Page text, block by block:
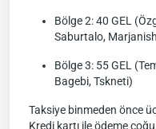
Bölge 2: 40 GEL
Saburtalo,
Bölge 3: 55 GEL
Bagebi, Tskneti)
Taksiye binmeden önce
Kredi kartı ile ödeme